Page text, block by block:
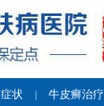
状 牛皮癣治疗